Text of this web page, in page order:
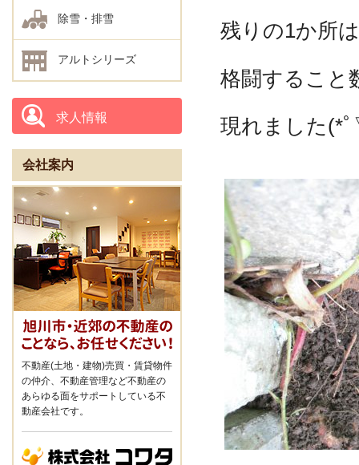
残りの1か所
格闘するこ
現れました(*
除雪・排雪
アルトシリーズ
求人情報
会社案内
不動産(土地・建物)売買・賃貸物件
の仲介、不動産管理など不動産の
あらゆる面をサポートしている不
動産会社です。